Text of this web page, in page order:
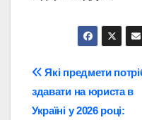
Навігація
записів
Які предмети
здавати на юриста в
Україні у 2026 році: